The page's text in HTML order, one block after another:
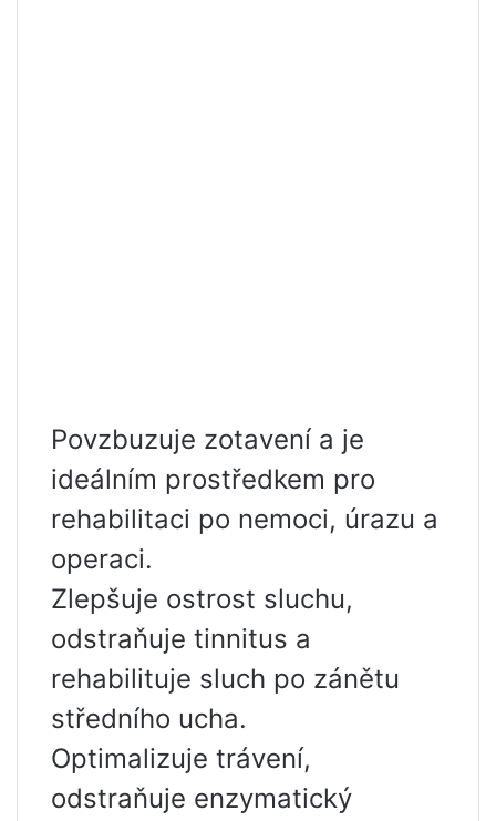
Povzbuzuje zotavení a je
ideálním prostředkem pro
rehabilitaci po nemoci, úrazu a
operaci.
Zlepšuje ostrost sluchu,
odstraňuje tinnitus a
rehabilituje sluch po zánětu
středního ucha.
Optimalizuje trávení,
odstraňuje enzymatický